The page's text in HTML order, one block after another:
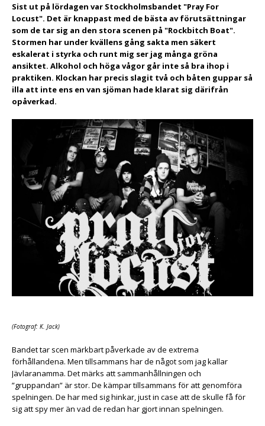
Sist ut på lördagen var Stockholmsbandet "Pray For
Locust". Det är knappast med de bästa av förutsättningar
som de tar sig an den stora scenen på "Rockbitch Boat".
Stormen har under kvällens gång sakta men säkert
eskalerat i styrka och runt mig ser jag många gröna
ansiktet. Alkohol och höga vågor går inte så bra ihop i
praktiken. Klockan har precis slagit två och båten guppar så
illa att inte ens en van sjöman hade klarat sig därifrån
opåverkad.
(Fotograf: K. Jack)
Bandet tar scen märkbart påverkade av de extrema
förhållandena. Men tillsammans har de något som jag kallar
Jävlaranamma. Det märks att sammanhållningen och
”gruppandan” är stor. De kämpar tillsammans för att genomföra
spelningen. De har med sig hinkar, just in case att de skulle få för
sig att spy mer än vad de redan har gjort innan spelningen.